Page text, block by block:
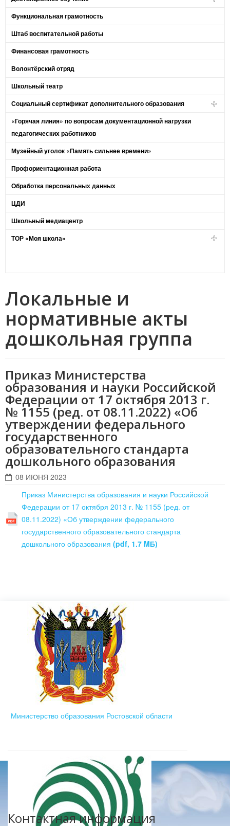
Функциональная грамотность
Штаб воспитательной работы
Финансовая грамотность
Волонтёрский отряд
Школьный театр
Социальный сертификат дополнительного образования
«Горячая линия» по вопросам документационной нагрузки
педагогических работников
Музейный уголок «Память сильнее времени»
Профориентационная работа
Обработка персональных данных
ЦДИ
Школьный медиацентр
ТОР «Моя школа»
Локальные и
нормативные акты
дошкольная группа
Приказ Министерства
образования и науки Российской
Федерации от 17 октября 2013 г.
№ 1155 (ред. от 08.11.2022) «Об
утверждении федерального
государственного
образовательного стандарта
дошкольного образования
08 ИЮНЯ 2023
Приказ Министерства образования и науки Российской
Федерации от 17 октября 2013 г. № 1155 (ред. от
08.11.2022) «Об утверждении федерального
государственного образовательного стандарта
дошкольного образования (pdf, 1.7 MБ)
Министерство образования Ростовской области
Контактная информация